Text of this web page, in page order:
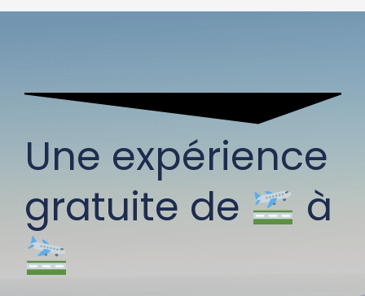
Une expérience
gratuite de
à